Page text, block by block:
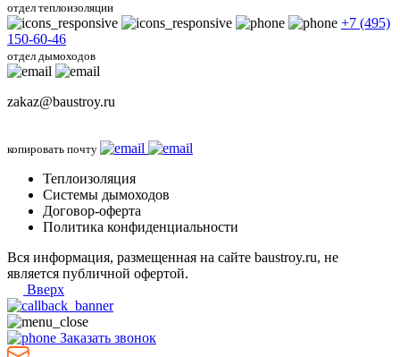
отдел теплоизоляции
+7 (495)
150-60-46
отдел дымоходов
zakaz@baustroy.ru
копировать почту
Теплоизоляция
Системы дымоходов
Договор-оферта
Политика конфиденциальности
Вся информация, размещенная на сайте baustroy.ru, не
является публичной офертой.
Вверх
Заказать звонок